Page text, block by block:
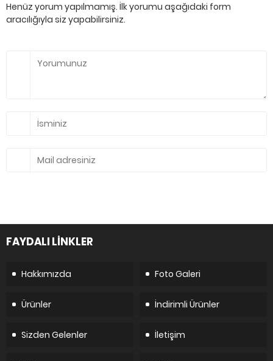
Henüz yorum yapılmamış. İlk yorumu aşağıdaki form
aracılığıyla siz yapabilirsiniz.
FAYDALI LİNKLER
Hakkımızda Foto Galeri
Ürünler İndirimli Ürünler
Sizden Gelenler İletişim